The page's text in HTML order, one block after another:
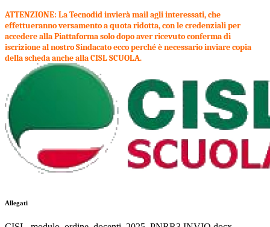
ATTENZIONE: La Tecnodid invierà mail agli interessati, che
effettueranno versamento a quota ridotta, con le credenziali per
accedere alla Piattaforma solo dopo aver ricevuto conferma di
iscrizione al nostro Sindacato ecco perché è necessario inviare copia
della scheda anche alla CISL SCUOLA.
Allegati